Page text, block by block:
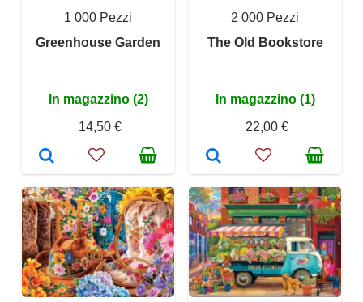
1 000 Pezzi
Greenhouse Garden
In magazzino (2)
14,50 €
2 000 Pezzi
The Old Bookstore
In magazzino (1)
22,00 €